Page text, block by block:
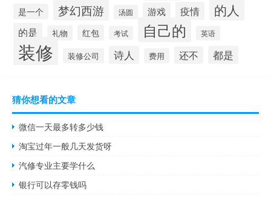
是一个 梦幻西游 汤圆 游戏 疫情 的人
的是 礼物 红包 考试 自己的 英语
装修 装修公司 诗人 费用 还不 都是
猜你想看的文章
微信一天最多转多少钱
淘宝过年一般几天发货呀
汽修专业主要学什么
银行可以存零钱吗